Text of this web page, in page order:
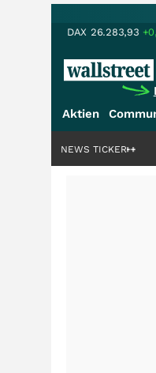
DAX 26.283,93
Aktien
+++NEWS TICKER